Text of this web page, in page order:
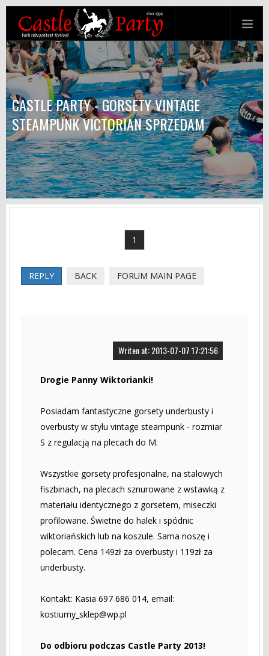
CASTLE PARTY - GORSETY VINTAGE
STEAMPUNK VICTORIAN SPRZEDAM
1
REPLY BACK FORUM MAIN PAGE
Writen at: 2013-07-07 17:21:56
Drogie Panny Wiktorianki!
Posiadam fantastyczne gorsety underbusty i
overbusty w stylu vintage steampunk - rozmiar
S z regulacją na plecach do M.
Wszystkie gorsety profesjonalne, na stalowych
fiszbinach, na plecach sznurowane z wstawką z
materiału identycznego z gorsetem, miseczki
profilowane. Świetne do halek i spódnic
wiktoriańskich lub na koszule. Sama noszę i
polecam. Cena 149zł za overbusty i 119zł za
underbusty.
Kontakt: Kasia 697 686 014, email:
kostiumy_sklep@wp.pl
Do odbioru podczas Castle Party 2013!